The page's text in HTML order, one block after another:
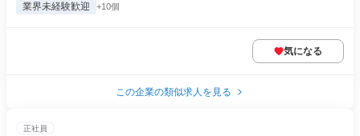
業界未経験歓迎 +10個
気になる
この企業の類似求人を見る
正社員